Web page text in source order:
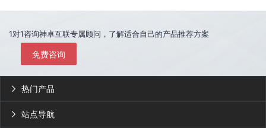
1对1咨询神卓互联专属顾问，了解适合自己的产品推荐方案
免费咨询
热门产品

站点导航
